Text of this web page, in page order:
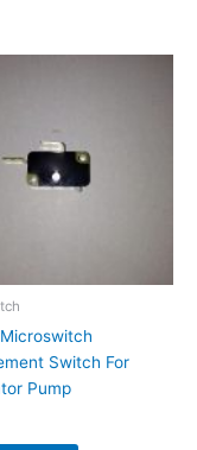
Switch For
Pump